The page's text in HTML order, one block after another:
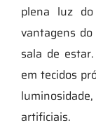
plena luz
vantagens
sala de
em tecidos
artificiais.